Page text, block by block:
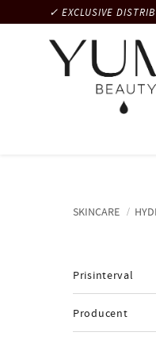
✓ EXCLUSIVE
SKINCARE
Prisinterval
Producent